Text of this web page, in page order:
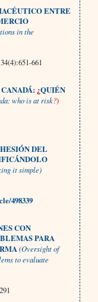
ENTRE
in the
661
¿QUIÉN
who is at risk?)
DEL
it simple)
498339
CON
PARA
(Oversight of
to evaluate